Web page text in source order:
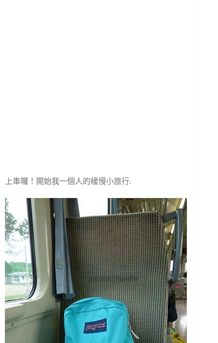
上車囉！開始我一個人的緩慢小旅行.